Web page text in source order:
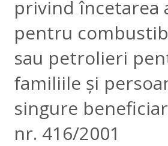
privind încetarea
pentru
sau petrolieri
familiile și
singure
nr. 416/2001